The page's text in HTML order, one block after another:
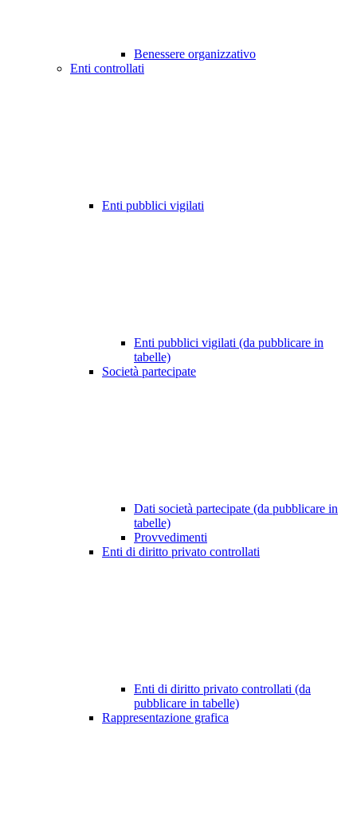
Benessere organizzativo
Enti controllati
Enti pubblici vigilati
Enti pubblici vigilati (da pubblicare in
tabelle)
Società partecipate
Dati società partecipate (da pubblicare in
tabelle)
Provvedimenti
Enti di diritto privato controllati
Enti di diritto privato controllati (da
pubblicare in tabelle)
Rappresentazione grafica